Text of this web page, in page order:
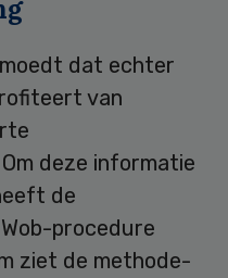
dat echter
van
deze informatie
de
procedure
ziet de methode-